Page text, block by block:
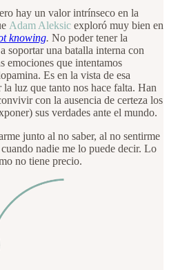
hay un valor intrínseco en la
Adam Aleksic exploró muy bien en
knowing. No poder tener la
soportar una batalla interna con
emociones que intentamos
Es en la vista de esa
luz que tanto nos hace falta. Han
con la ausencia de certeza los
sus verdades ante el mundo.
junto al no saber, al no sentirme
nadie me lo puede decir. Lo
no tiene precio.